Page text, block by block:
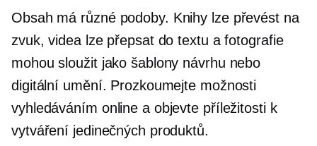
Obsah má různé podoby. Knihy lze převést na
zvuk, videa lze přepsat do textu a fotografie
mohou sloužit jako šablony návrhu nebo
digitální umění. Prozkoumejte možnosti
vyhledáváním online a objevte příležitosti k
vytváření jedinečných produktů.